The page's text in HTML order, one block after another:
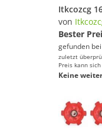
von
Bester
gefunden bei
zuletzt
Preis kann
Keine